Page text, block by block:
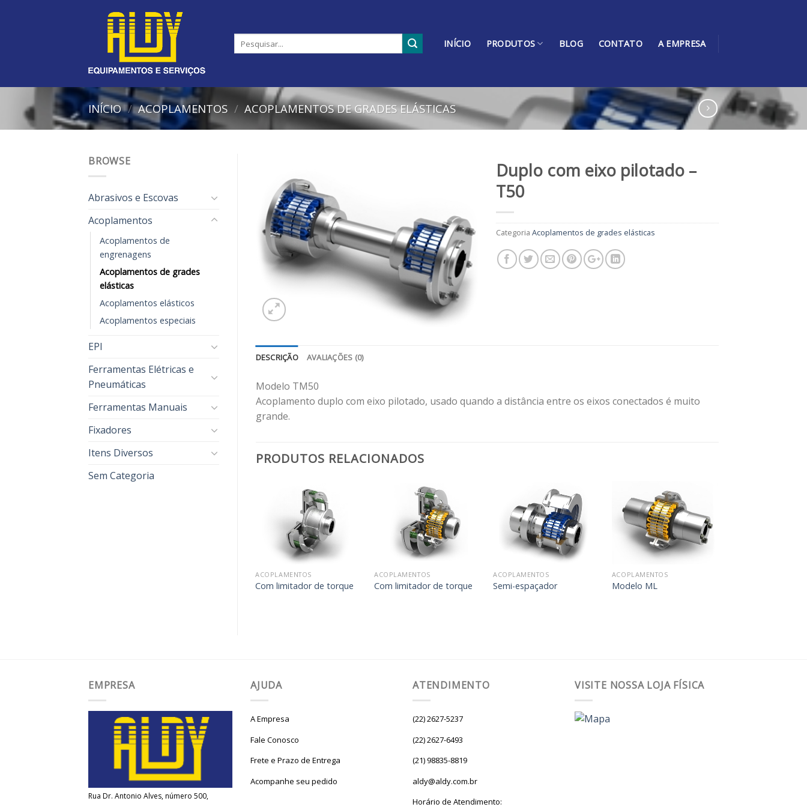
INÍCIO PRODUTOS BLOG CONTATO A EMPRESA
INÍCIO / ACOPLAMENTOS / ACOPLAMENTOS DE GRADES ELÁSTICAS
BROWSE
Abrasivos e Escovas
Acoplamentos
Acoplamentos de
engrenagens
Acoplamentos de grades
elásticas
Acoplamentos elásticos
Acoplamentos especiais
EPI
Ferramentas Elétricas e
Pneumáticas
Ferramentas Manuais
Fixadores
Itens Diversos
Sem Categoria
meus
desejos
Duplo com eixo pilotado –
T50
CategoriaAcoplamentos de grades elásticas
DESCRIÇÃO AVALIAÇÕES (0)
Modelo TM50
Acoplamento duplo com eixo pilotado, usado quando a distância entre os eixos conectados é muito
grande.
PRODUTOS RELACIONADOS
Adicionar
aos
meus
desejos
ACOPLAMENTOS
Com limitador de torque
Adicionar
aos
meus
desejos
ACOPLAMENTOS
Com limitador de torque
Adicionar
aos
meus
desejos
ACOPLAMENTOS
Semi-espaçador
Adicionar
aos
meus
desejos
ACOPLAMENTOS
Modelo ML
EMPRESA
Rua Dr. Antonio Alves, número 500,
AJUDA
A Empresa
Fale Conosco
Frete e Prazo de Entrega
Acompanhe seu pedido
ATENDIMENTO
(22) 2627-5237
(22) 2627-6493
(21) 98835-8819
aldy@aldy.com.br
Horário de Atendimento:
VISITE NOSSA LOJA FÍSICA